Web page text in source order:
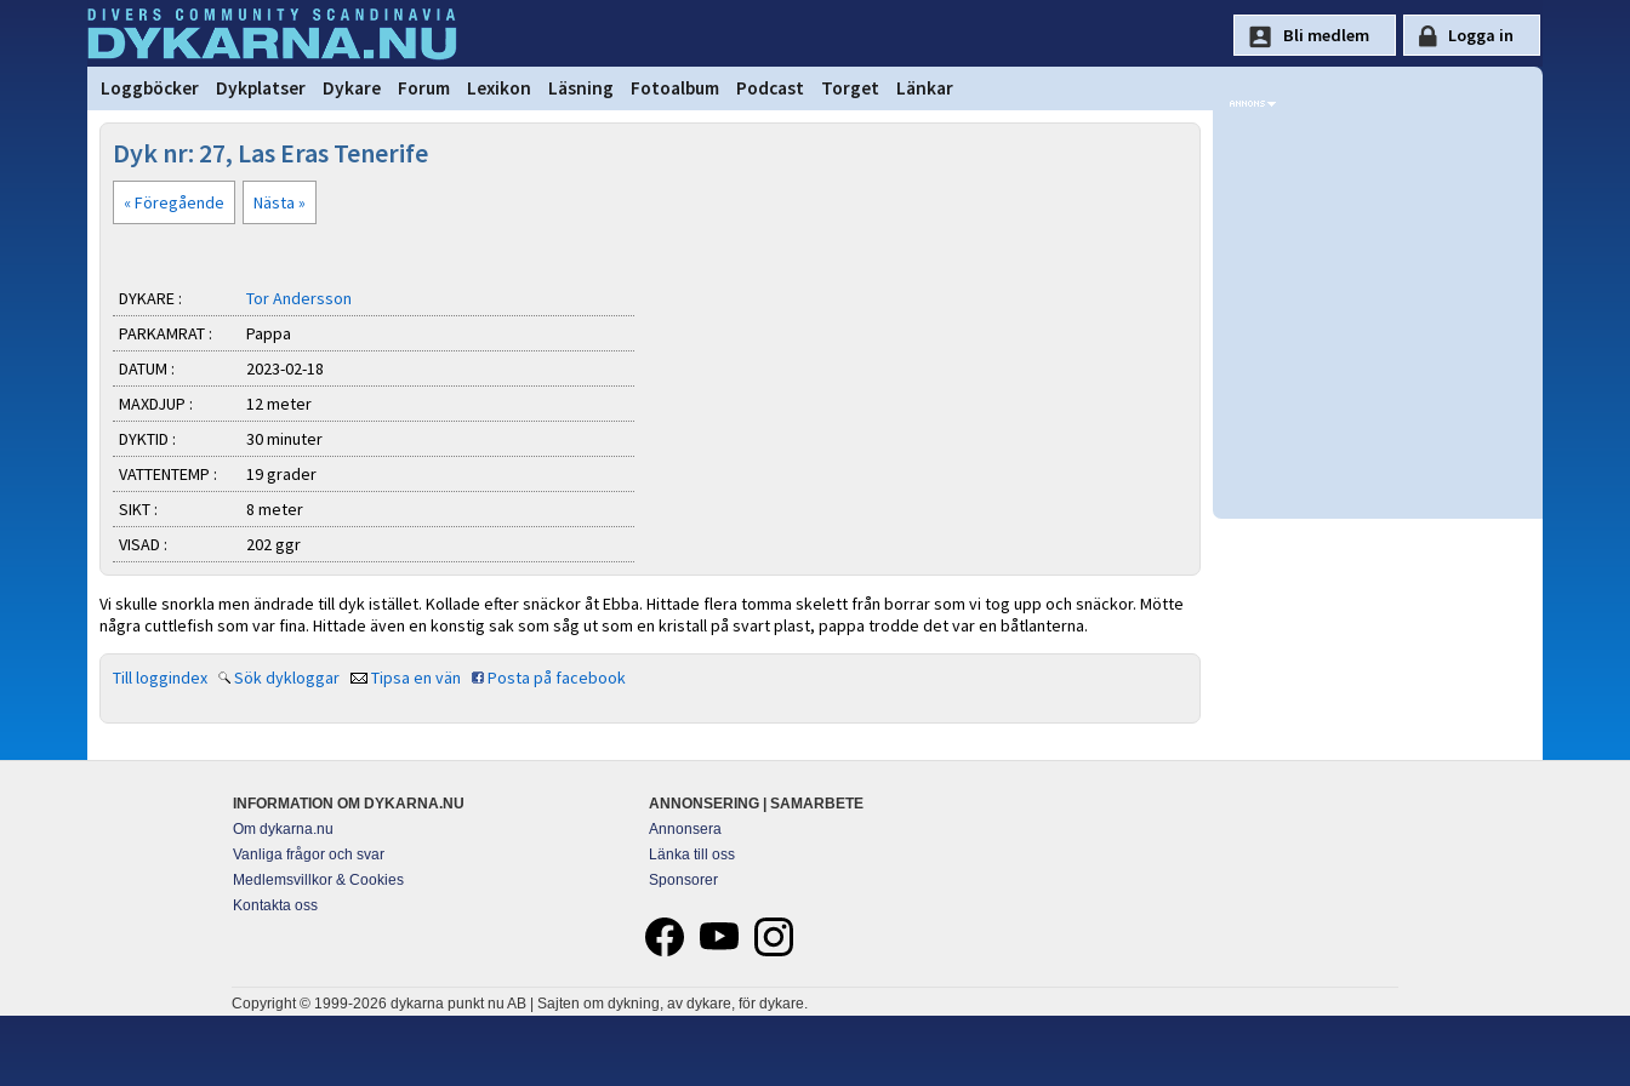
Loggböcker Dykplatser Dykare Forum Lexikon Läsning Fotoalbum Podcast Torget Länkar
Dyk nr: 27, Las Eras Tenerife
« Föregående Nästa »
DYKARE :
Tor Andersson
PARKAMRAT :
Pappa
DATUM :
2023-02-18
MAXDJUP :
12 meter
DYKTID :
30 minuter
VATTENTEMP :
19 grader
SIKT :
8 meter
VISAD :
202 ggr
Vi skulle snorkla men ändrade till dyk istället. Kollade efter snäckor åt Ebba. Hittade flera tomma skelett från borrar som vi tog upp och snäckor. Mötte
några cuttlefish som var fina. Hittade även en konstig sak som såg ut som en kristall på svart plast, pappa trodde det var en båtlanterna.
Till loggindex Sök dykloggar Tipsa en vän Posta på facebook
INFORMATION OM DYKARNA.NU
Om dykarna.nu
Vanliga frågor och svar
Medlemsvillkor & Cookies
Kontakta oss
ANNONSERING | SAMARBETE
Annonsera
Länka till oss
Sponsorer
Copyright © 1999-2026 dykarna punkt nu AB | Sajten om dykning, av dykare, för dykare.